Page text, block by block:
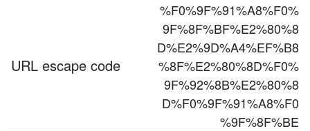
URL escape code
%F0%9F%91%A8%F0%
9F%8F%BF%E2%80%8
D%E2%9D%A4%EF%B8
%8F%E2%80%8D%F0%
9F%92%8B%E2%80%8
D%F0%9F%91%A8%F0
%9F%8F%BE